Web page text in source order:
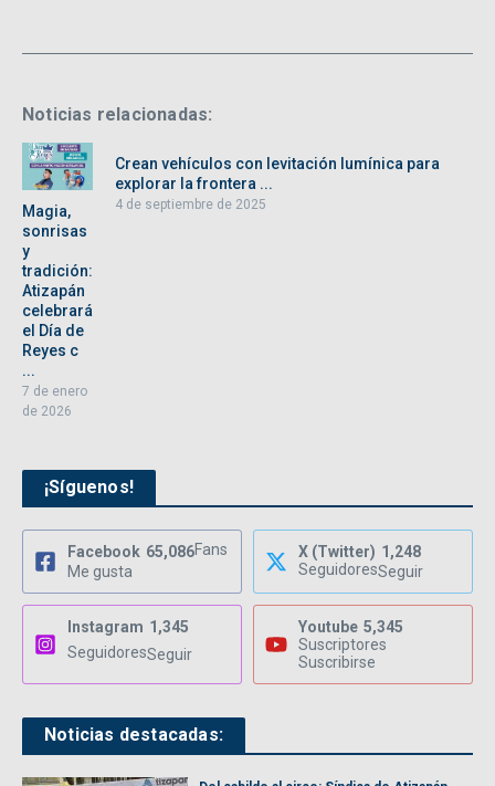
Noticias relacionadas:
Magia,
sonrisas
y
tradición:
Atizapán
celebrará
el Día de
Reyes c
...
7 de enero
de 2026
Crean vehículos con levitación lumínica para
explorar la frontera ...
4 de septiembre de 2025
¡Síguenos!
Facebook 65,086Fans
Me gusta
X (Twitter) 1,248
SeguidoresSeguir
Instagram 1,345
SeguidoresSeguir
Youtube 5,345
Suscriptores
Suscribirse
Noticias destacadas: